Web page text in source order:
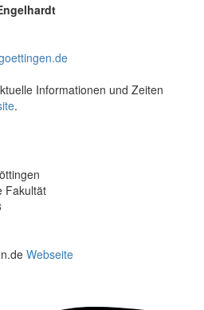
Informationen und Zeiten
.
Fakultät
Webseite